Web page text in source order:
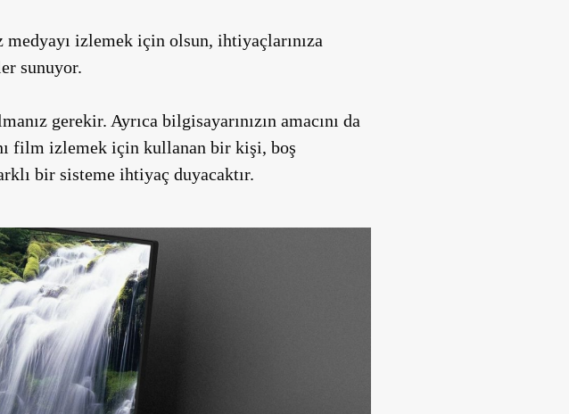
izlemek için olsun, ihtiyaçlarınıza
sunuyor.
gerekir. Ayrıca bilgisayarınızın amacını da
film izlemek için kullanan bir kişi, boş
bir sisteme ihtiyaç duyacaktır.